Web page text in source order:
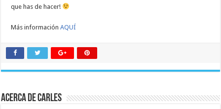
que has de hacer!
Más informaciónAQUÍ
Acerca de Carles